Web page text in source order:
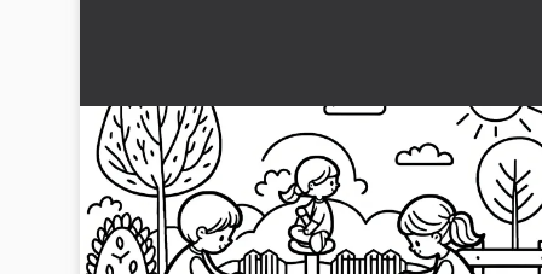
To piger på gynge på legepladsen: Malebog til
download (Gratis)
To glade piger på vippen på legepladsen om sommeren.
nu den gratis malebog og vær kreativ!...